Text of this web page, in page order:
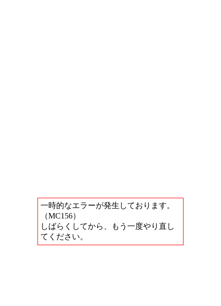
一時的なエラーが発生しております。
（MC156）
しばらくしてから、もう一度やり直し
てください。